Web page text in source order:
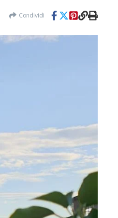
Condividi